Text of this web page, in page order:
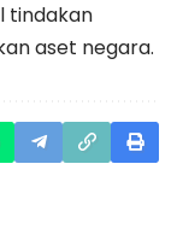
tindakan
aset negara.